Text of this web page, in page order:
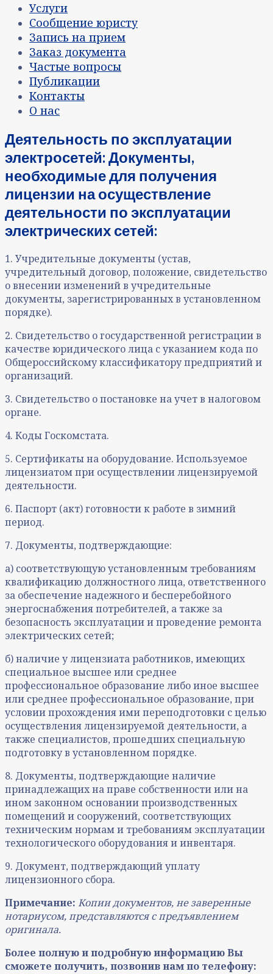
Услуги
Сообщение юристу
Запись на прием
Заказ документа
Частые вопросы
Публикации
Контакты
О нас
Деятельность по эксплуатации
электросетей: Документы,
необходимые для получения
лицензии на осуществление
деятельности по эксплуатации
электрических сетей:
1. Учредительные документы (устав,
учредительный договор, положение, свидетельство
о внесении изменений в учредительные
документы, зарегистрированных в установленном
порядке).
2. Свидетельство о государственной регистрации в
качестве юридического лица с указанием кода по
Общероссийскому классификатору предприятий и
организаций.
3. Свидетельство о постановке на учет в налоговом
органе.
4. Коды Госкомстата.
5. Сертификаты на оборудование. Используемое
лицензиатом при осуществлении лицензируемой
деятельности.
6. Паспорт (акт) готовности к работе в зимний
период.
7. Документы, подтверждающие:
а) соответствующую установленным требованиям
квалификацию должностного лица, ответственного
за обеспечение надежного и бесперебойного
энергоснабжения потребителей, а также за
безопасность эксплуатации и проведение ремонта
электрических сетей;
б) наличие у лицензиата работников, имеющих
специальное высшее или среднее
профессиональное образование либо иное высшее
или среднее профессиональное образование, при
условии прохождения ими переподготовки с целью
осуществления лицензируемой деятельности, а
также специалистов, прошедших специальную
подготовку в установленном порядке.
8. Документы, подтверждающие наличие
принадлежащих на праве собственности или на
ином законном основании производственных
помещений и сооружений, соответствующих
техническим нормам и требованиям эксплуатации
технологического оборудования и инвентаря.
9. Документ, подтверждающий уплату
лицензионного сбора.
Примечание: Копии документов, не заверенные
нотариусом, представляются с предъявлением
оригинала.
Более полную и подробную информацию Вы
сможете получить, позвонив нам по телефону: